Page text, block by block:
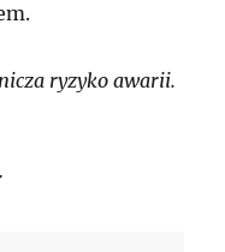
ryzyko awarii.